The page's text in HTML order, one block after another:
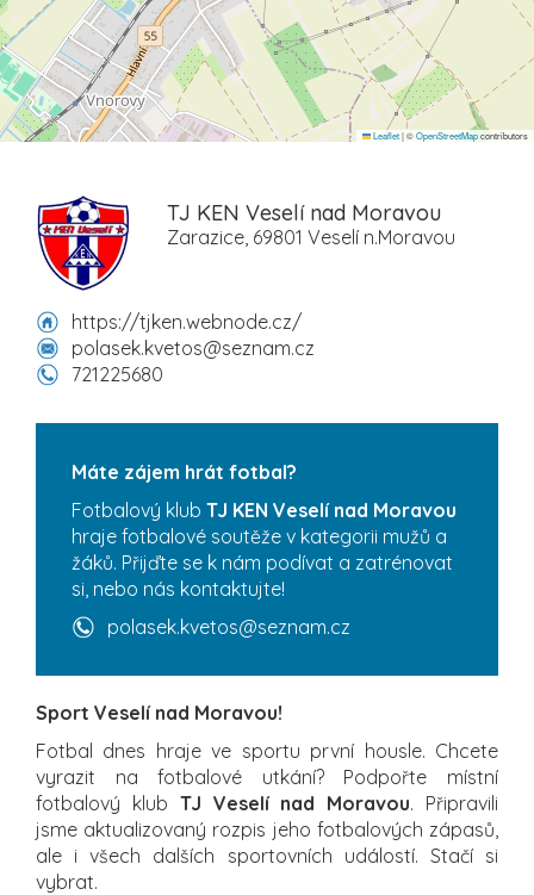
Leaflet|©OpenStreetMapcontributors
TJ KEN Veselí nad Moravou
Zarazice, 69801 Veselí n.Moravou
https://tjken.webnode.cz/
polasek.kvetos@seznam.cz
721225680
Máte zájem hrát fotbal?
Fotbalový klub TJ KEN Veselí nad Moravou
hraje fotbalové soutěže v kategorii mužů a
žáků. Přijďte se k nám podívat a zatrénovat
si, nebo nás kontaktujte!
polasek.kvetos@seznam.cz
Sport Veselí nad Moravou!
Fotbal dnes hraje ve sportu první housle. Chcete
vyrazit na fotbalové utkání? Podpořte místní
fotbalový klub TJ Veselí nad Moravou. Připravili
jsme aktualizovaný rozpis jeho fotbalových zápasů,
ale i všech dalších sportovních událostí. Stačí si
vybrat.